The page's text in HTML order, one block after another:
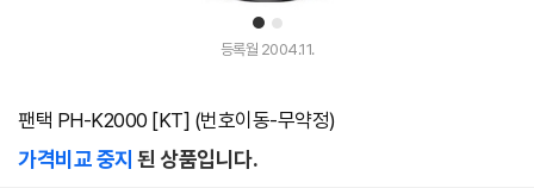
1 2
등록월 2004.11.
팬택 PH-K2000 [KT] (번호이동-무약정)
가격비교 중지 된 상품입니다.